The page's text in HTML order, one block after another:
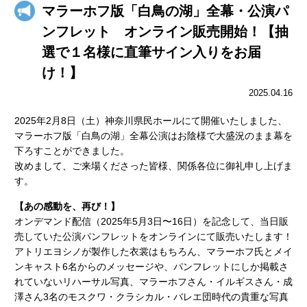
マラーホフ版「白鳥の湖」全幕・公演パ
ンフレット オンライン販売開始！【抽
選で１名様に直筆サイン入りをお届
け！】
2025.04.16
2025年2月8日（土）神奈川県民ホールにて開催いたしました、
マラーホフ版「白鳥の湖」全幕公演はお陰様で大盛況のまま幕を
下ろすことができました。
改めまして、ご来場くださった皆様、関係各位に御礼申し上げま
す。
【あの感動を、再び！】
オンデマンド配信（2025年5月3日〜16日）を記念して、当日販
売していた公演パンフレットをオンラインにて販売いたします！
アトリエヨシノが製作した衣裳はもちろん、マラーホフ氏とメイ
ンキャスト6名からのメッセージや、パンフレットにしか掲載さ
れていないリハーサル写真、マラーホフさん・イルギスさん・成
澤さん3名のモスクワ・クラシカル・バレエ団時代の貴重な写真